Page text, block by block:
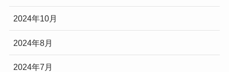
2024年10月
2024年8月
2024年7月